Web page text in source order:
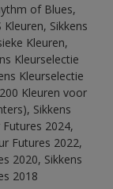
of Blues,
Kleuren, Sikkens
Kleuren,
Kleurselectie
Kleurselectie
Kleuren voor
Sikkens
2024,
Futures 2022,
2020, Sikkens
2018